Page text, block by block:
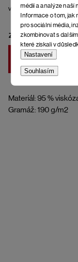
médií a analýze naší
Informace o tom, jak
pro sociální média,
zkombinovat s
které získali v
Nastavení
Souhlasím
Materiál: 95 %
Gramáž: 190 g/m2
velikost
ZVOLTE VARIANTU